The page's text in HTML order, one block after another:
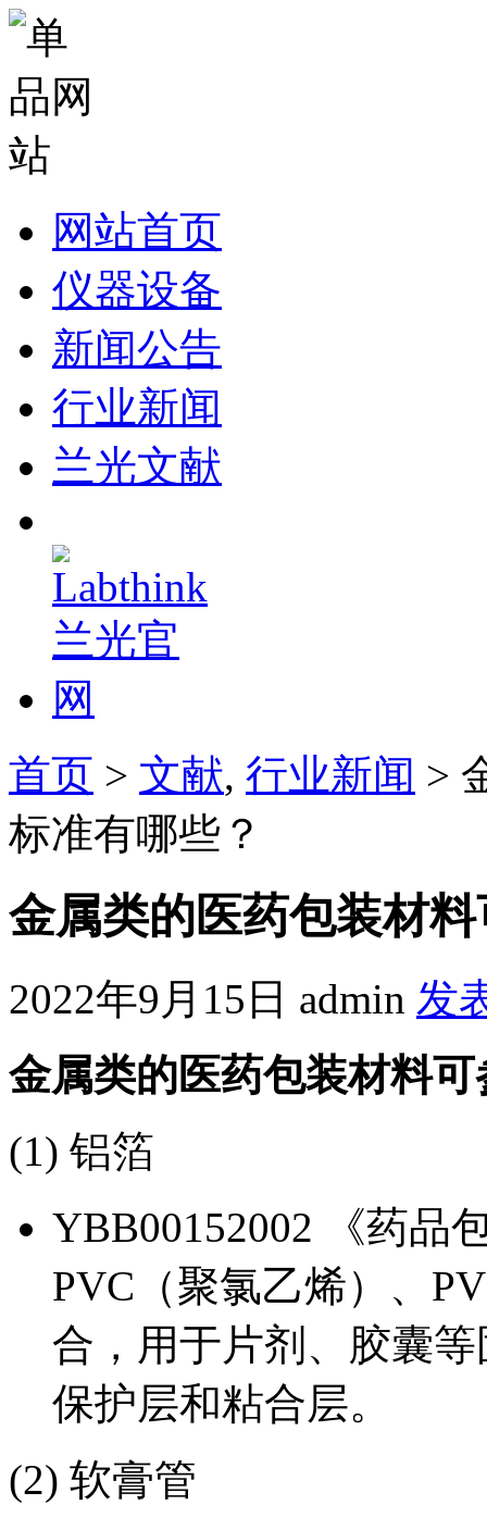
网站首页
仪器设备
新闻公告
行业新闻
兰光文献
首页 > 文献, 行业新闻 >
标准有哪些？
金属类的医药包装材
2022年9月15日 admin 发
金属类的医药包装材料
(1) 铝箔
YBB00152002 《药品
PVC（聚氯乙烯）、
合，用于片剂、胶囊
保护层和粘合层。
(2) 软膏管